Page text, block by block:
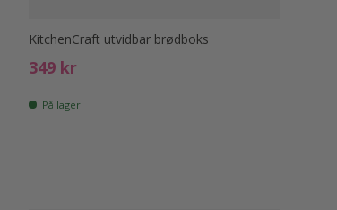
KitchenCraft utvidbar brødboks
Ord. pris
349 kr
På lager